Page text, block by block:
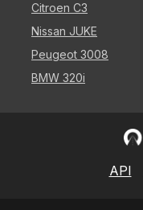
Citroen C3
Nissan JUKE
Peugeot 3008
BMW 320i
API